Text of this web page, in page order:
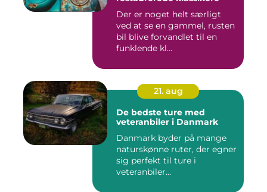
Der er noget helt særligt
ved at se en gammel, rusten
bil blive forvandlet til en
funklende kl...
21. aug
De bedste ture med
veteranbiler i Danmark
Danmark byder på mange
naturskønne ruter, der egner
sig perfekt til ture i
veteranbiler...